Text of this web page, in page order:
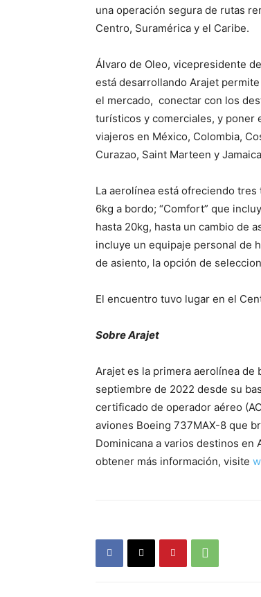
una operación segura de rutas
Centro, Suramérica y el Caribe.
Álvaro de Oleo, vicepresidente
está desarrollando Arajet
el mercado, conectar con los
turísticos y comerciales, y poner
viajeros en México, Colombia,
Curazao, Saint Marteen y
La aerolínea está ofreciendo
6kg a bordo; “Comfort” que
hasta 20kg, hasta un cambio de
incluye un equipaje personal de
de asiento, la opción de
El encuentro tuvo lugar en el
Sobre Arajet
Arajet es la primera aerolínea
septiembre de 2022 desde su
certificado de operador aéreo
aviones Boeing 737MAX-8 que
Dominicana a varios destinos en
obtener más información, visite